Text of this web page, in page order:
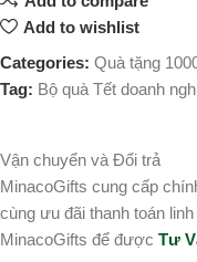
Add to wishlist
Categories: Quà tặng
Tag: Bộ quà Tết doanh
Vận chuyển và Đổi trả
MinacoGifts cung cấp
cùng ưu đãi thanh toán
MinacoGifts để được Tư